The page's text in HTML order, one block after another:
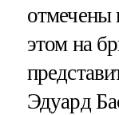
этом на
Эдуард